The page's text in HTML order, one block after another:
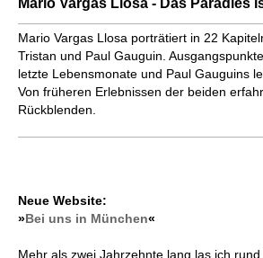
Mario Vargas Llosa - Das Paradies
Mario Vargas Llosa porträtiert in 22
Tristan und Paul Gauguin.
letzte Lebensmonate und Paul Gauguins
Von früheren Erlebnissen der beiden
Rückblenden.
Neue Website:
»Bei uns in München«
Mehr als zwei Jahrzehnte lang las ich